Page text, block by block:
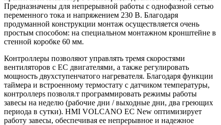
Предназначены для непрерывной работы с однофазной сетью
переменного тока и напряжением 230 В. Благодаря
продуманной конструкции монтаж осуществляется очень
простым способом: на специальном монтажном кронштейне в
стенной коробке 60 мм.
Контроллеры позволяют управлять тремя скоростями
вентиляторов с ЕС двигателями, а также регулировать
мощность двухступенчатого нагревателя. Благодаря функции
таймера и встроенному термостату с датчиком температуры,
контроллерs позволя.т программировать режимы работы
завесы на неделю (рабочие дни / выходные дни, два греющих
периода в сутки). HMI VOLCANO EC New оптимизирует
работу завесы, обеспечивая ее непрерывное и надежное